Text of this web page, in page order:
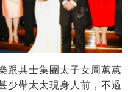
跟其士集團太子女周蕙蕙
少帶太太現身人前，不過